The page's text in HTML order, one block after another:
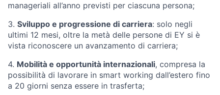
manageriali all’anno previsti per ciascuna persona;
3. Sviluppo e progressione di carriera: solo negli
ultimi 12 mesi, oltre la metà delle persone di EY si è
vista riconoscere un avanzamento di carriera;
4. Mobilità e opportunità internazionali, compresa la
possibilità di lavorare in smart working dall’estero fino
a 20 giorni senza essere in trasferta;